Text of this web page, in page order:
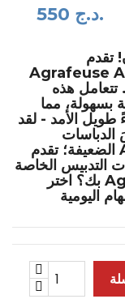
550 د.ج.
تقدم
Agrafeuse
هذه
مع ما يصل إلى 20 ورقة بسهولة، مما
طويل الأمد - لقد
الدباسات
التدبيس الخاصة